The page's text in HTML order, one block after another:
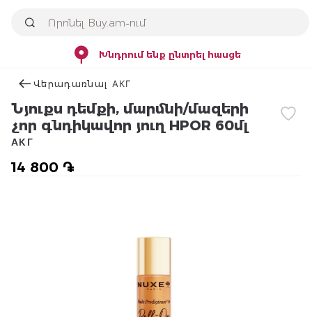
Խնդրում ենք ընտրել հասցե
Վերադառնալ АКГ
Նյուքս դեմքի, մարմնի/մազերի
չոր գնդիկավոր յուղ HPOR 60մլ
14 800 ֏
АКГ